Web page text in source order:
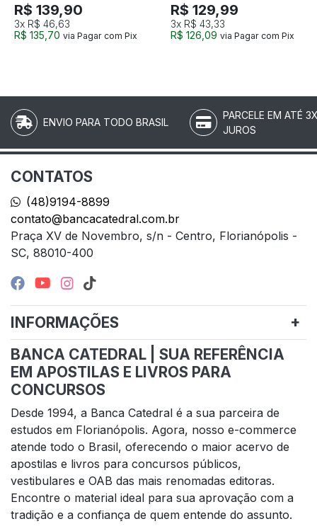
R$ 139,90
3x R$ 46,63
R$ 135,70 via Pagar com Pix
R$ 129,99
3x R$ 43,33
R$ 126,09 via Pagar com Pix
ENVIO PARA TODO BRASIL
PARCELE EM ATÉ
JUROS
CONTATOS
(48)9194-8899
contato@bancacatedral.com.br
Praça XV de Novembro, s/n - Centro, Florianópolis -
SC, 88010-400
INFORMAÇÕES
BANCA CATEDRAL | SUA REFERÊNCIA
EM APOSTILAS E LIVROS PARA
CONCURSOS
Desde 1994, a Banca Catedral é a sua parceira de
estudos em Florianópolis. Agora, nosso e-commerce
atende todo o Brasil, oferecendo o maior acervo de
apostilas e livros para concursos públicos,
vestibulares e OAB das mais renomadas editoras.
Encontre o material ideal para sua aprovação com a
tradição e a confiança de quem entende do assunto.